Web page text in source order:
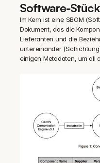
Software-
Im Kern ist eine SBOM
Dokument, das die
Lieferanten und die
untereinander
einigen Metadaten, um all